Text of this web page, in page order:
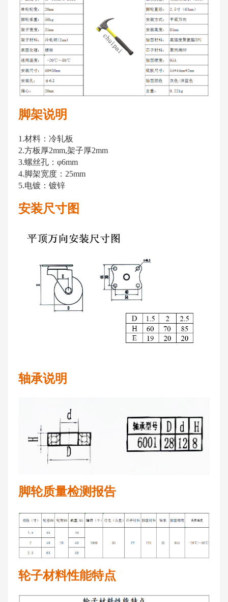
脚架说明
1.材料：冷轧板
2.方板厚2mm,架子厚2mm
3.螺丝孔：φ6mm
4.脚架宽度：25mm
5.电镀：镀锌
安装尺寸图
轴承说明
脚轮质量检测报告
轮子材料性能特点